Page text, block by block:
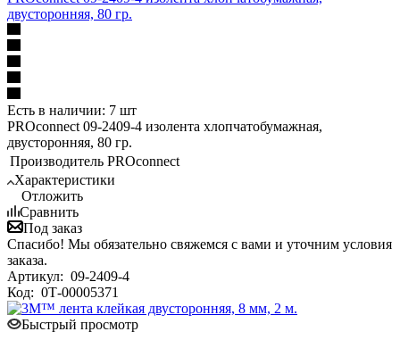
двусторонняя, 80 гр.
Есть в наличии: 7 шт
PROconnect 09-2409-4 изолента хлопчатобумажная,
двусторонняя, 80 гр.
Производитель PROconnect
Характеристики
Отложить
Сравнить
Под заказ
Спасибо! Мы обязательно свяжемся с вами и уточним условия
заказа.
Артикул: 09-2409-4
Код: 0Т-00005371
Быстрый просмотр